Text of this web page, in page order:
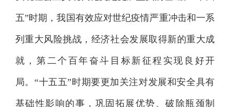
五”时期，我国有效应对世纪疫情严重冲击和一系
列重大风险挑战，经济社会发展取得新的重大成
就，第二个百年奋斗目标新征程实现良好开
局。“十五五”时期要更加关注对发展和安全具有
基础性影响的事，巩固拓展优势、破除瓶颈制